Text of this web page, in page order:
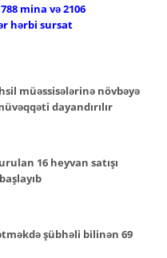
mina və 2106
hərbi sursat
müəssisələrinə növbəyə
dayandırılır
16 heyvan satışı
şübhəli bilinən 69